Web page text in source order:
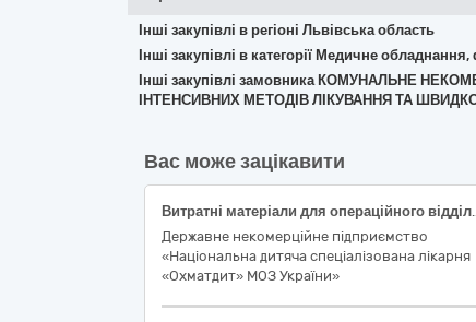
Інші закупівлі в регіоні Львівська область
Інші закупівлі в категорії Медичне
Інші закупівлі замовника КОМУНАЛЬНЕ
ІНТЕНСИВНИХ МЕТОДІВ ЛІКУВАННЯ ТА
Вас може зацікавити
Витратні матеріали для
Державне некомерційне підприємство
«Національна дитяча спеціалізована лікарня
«Охматдит» МОЗ України»